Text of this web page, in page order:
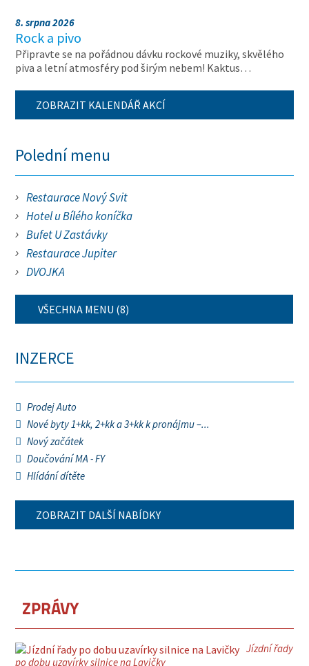
8. srpna 2026
Rock a pivo
Připravte se na pořádnou dávku rockové muziky, skvělého
piva a letní atmosféry pod širým nebem! Kaktus…
ZOBRAZIT KALENDÁŘ AKCÍ
Polední menu
Restaurace Nový Svit
Hotel u Bílého koníčka
Bufet U Zastávky
Restaurace Jupiter
DVOJKA
VŠECHNA MENU (8)
INZERCE
Prodej Auto
Nové byty 1+kk, 2+kk a 3+kk k pronájmu –...
Nový začátek
Doučování MA - FY
Hlídání dítěte
ZOBRAZIT DALŠÍ NABÍDKY
ZPRÁVY
Jízdní řady
po dobu uzavírky silnice na Lavičky